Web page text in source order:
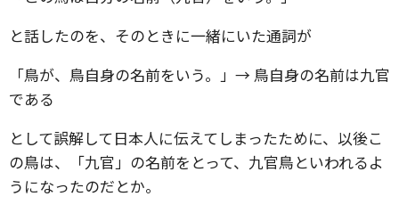
と話したのを、そのときに一緒にいた通詞が
「鳥が、鳥自身の名前をいう。」→ 鳥自身の名前は九官
である
として誤解して日本人に伝えてしまったために、以後こ
の鳥は、「九官」の名前をとって、九官鳥といわれるよ
うになったのだとか。